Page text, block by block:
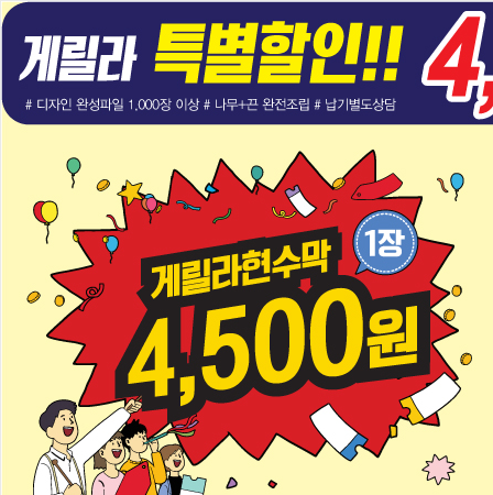
LOGIN JOIN US +즐겨찾기 추가
주문하기
시안보기